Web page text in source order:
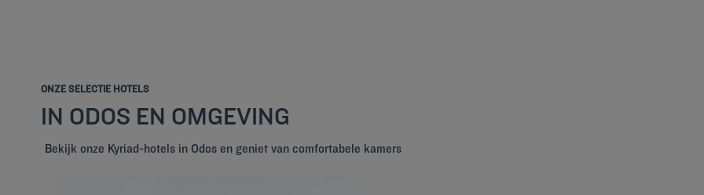
ONZE SELECTIE HOTELS
IN ODOS EN OMGEVING
Bekijk onze Kyriad-hotels in Odos en geniet van comfortabele kamers